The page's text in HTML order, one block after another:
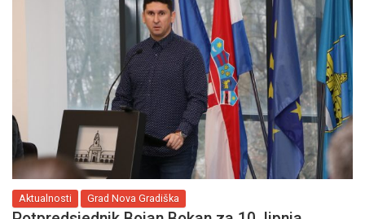
Aktualnosti Grad Nova Gradiška